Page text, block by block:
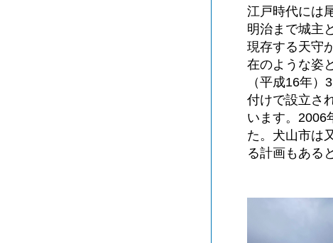
江戸時代には
明治まで城主
現存する天守
在のような姿
（平成16年
付けで設立さ
います。2006
た。犬山市は
る計画もある